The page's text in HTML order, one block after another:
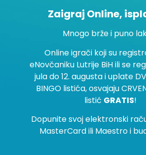
Zaigraj Online,
Mnogo brže i puno
Online igrači koji su
eNovčaniku Lutrije BiH ili se
jula do 12. augusta i uplate
BINGO listića, osvajaju
listić GRATIS!
Dopunite svoj elektronski
MasterCard ili Maestro i